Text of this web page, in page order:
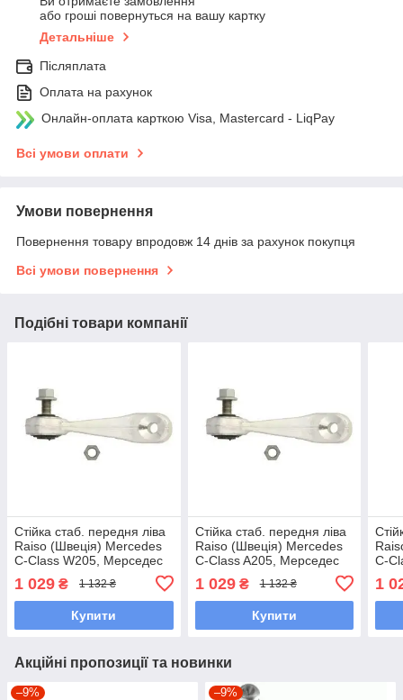
або гроші повернуться на вашу картку
Детальніше
Післяплата
Оплата на рахунок
Онлайн-оплата карткою Visa, Mastercard - LiqPay
Всі умови оплати
Умови повернення
Повернення товару впродовж 14 днів за рахунок покупця
Всі умови повернення
Подібні товари компанії
Стійка стаб. передня ліва
Raiso (Швеція) Mercedes
C-Class W205, Мерседес
205717M UAZCHJV7
1 029 ₴ 1 132 ₴
Купити
Стійка стаб. передня ліва
Raiso (Швеція) Mercedes
C-Class A205, Мерседес
205717M UARRSOM7
1 029₴ 1 132 ₴
Купити
C-
1
Акційні пропозиції та новинки
–9% –9%